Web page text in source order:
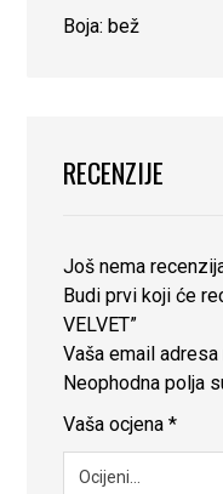
Boja: bež
RECENZIJE
Još nema
Budi prvi koji će
VELVET”
Vaša email
Neophodna polja
Vaša ocjena*